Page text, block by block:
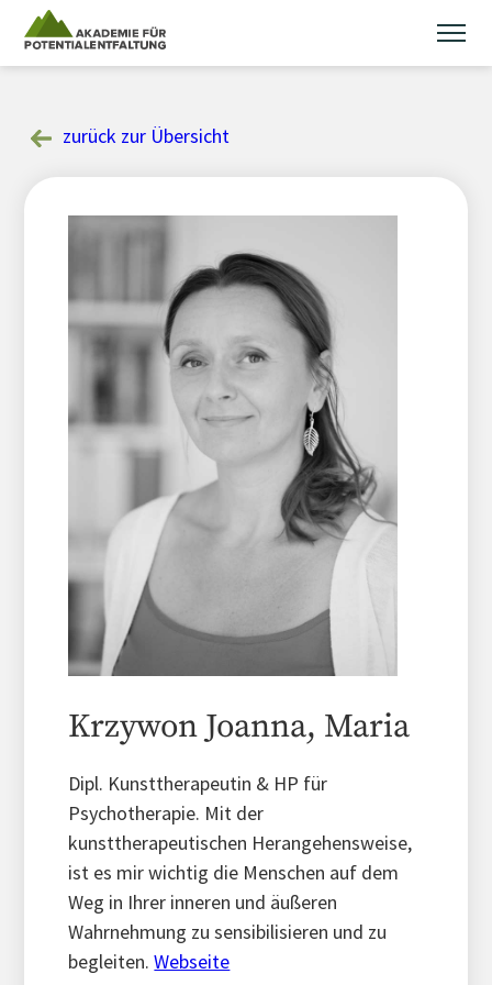
content
zurück zur Übersicht
Krzywon Joanna, Maria
Dipl. Kunsttherapeutin & HP für
Psychotherapie. Mit der
kunsttherapeutischen Herangehensweise,
ist es mir wichtig die Menschen auf dem
Weg in Ihrer inneren und äußeren
Wahrnehmung zu sensibilisieren und zu
begleiten.Webseite